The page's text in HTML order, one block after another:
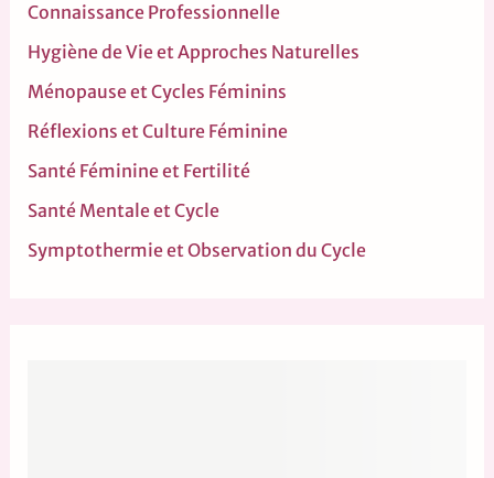
Connaissance Professionnelle
Hygiène de Vie et Approches Naturelles
Ménopause et Cycles Féminins
Réflexions et Culture Féminine
Santé Féminine et Fertilité
Santé Mentale et Cycle
Symptothermie et Observation du Cycle